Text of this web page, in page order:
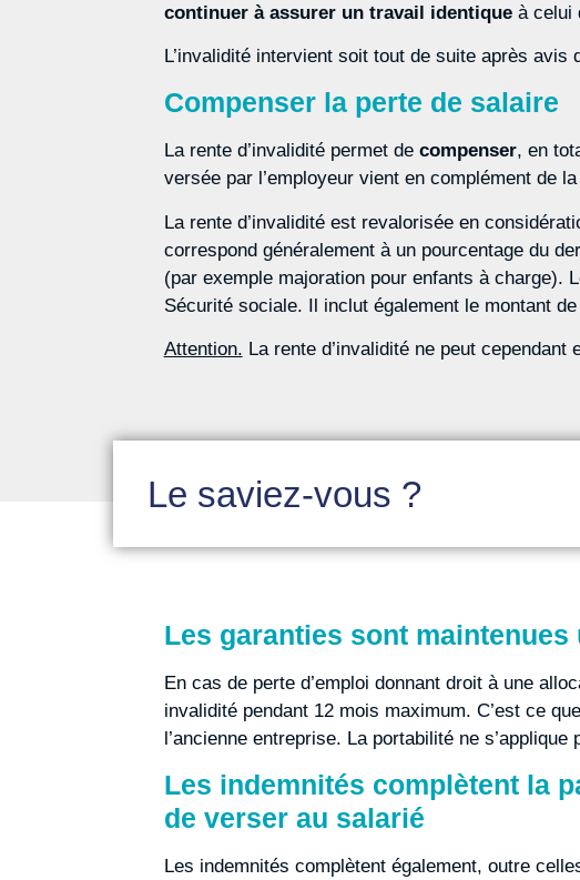
continuer à assurer un travail identiqueà celui
L’invalidité intervient soit tout de suite après
Compenser la perte de salaire
La rente d’invalidité permet de compenser, en
versée par l’employeur vient en complément de
La rente d’invalidité est revalorisée en
correspond généralement à un pourcentage du
(par exemple majoration pour enfants à charge).
Sécurité sociale. Il inclut également le montant
Attention. La rente d’invalidité ne peut
Le saviez-vous ?
Les garanties sont maintenues
En cas de perte d’emploi donnant droit à une
invalidité pendant 12 mois maximum. C’est ce
l’ancienne entreprise. La portabilité ne
Les indemnités complètent la
de verser au salarié
Les indemnités complètent également, outre